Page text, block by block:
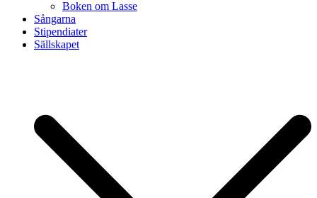
Boken om Lasse
Sångarna
Stipendiater
Sällskapet